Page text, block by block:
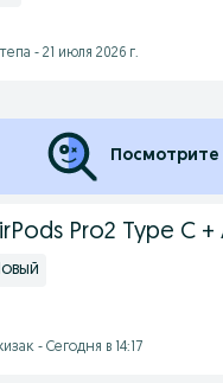
- 21 июля 2026 г.
Посмотрите
Pro2 Type C
- Сегодня в 14:17